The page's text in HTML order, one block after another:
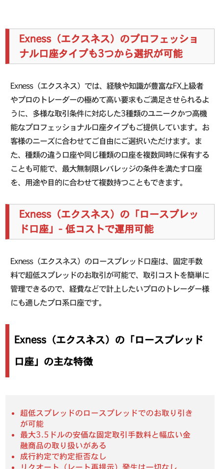
Exness（エクスネス）のプロフェッショ
ナル口座タイプも3つから選択が可能
Exness（エクスネス）では、経験や知識が豊富なFX上級者
やプロのトレーダーの極めて高い要求もご満足させられるよ
うに、多様な取引条件に対応した3種類のユニークかつ高機
能なプロフェッショナル口座タイプもご提供しています。お
客様のニーズに合わせてご自由にご選択いただけます。ま
た、種類の違う口座や同じ種類の口座を複数同時に保有する
ことも可能で、最大無制限レバレッジの条件を満たす口座
を、用途や目的に合わせて複数持つこともできます。
Exness（エクスネス）の「ロースプレッ
ド口座」- 低コストで運用可能
Exness（エクスネス）のロースプレッド口座は、固定手数
料で超低スプレッドのお取引が可能で、取引コストを簡単に
管理できるので、経費などで計上したいプロのトレーダー様
にも適したプロ系口座です。
Exness（エクスネス）の「ロースプレッド
口座」の主な特徴
超低スプレッドのロースプレッドでのお取り引き
が可能
最大3.5ドルの安価な固定取引手数料と幅広い金
融商品の取り扱いがある
成行約定で約定拒否なし
リクオート（レート再提示）発生は一切なし